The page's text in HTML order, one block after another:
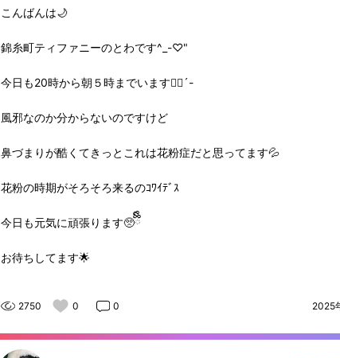
こんばんは🌙
錦糸町ティファニーのとわです^_-♡"
今日も20時から朝５時までいます✋🏻´-
風邪なのか分からないのですけど
鼻づまりが酷くてきっとこれは花粉症だと思ってます💦
花粉の時期がそろそろ来るのｺﾜｲﾃﾞｽ
今日も元気に頑張ります🥺ྀིྀི
お待ちしてます🌟
2750 0 0 2025